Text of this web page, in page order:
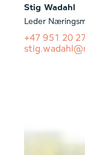
Stig Wadahl
Leder
+47 951 20